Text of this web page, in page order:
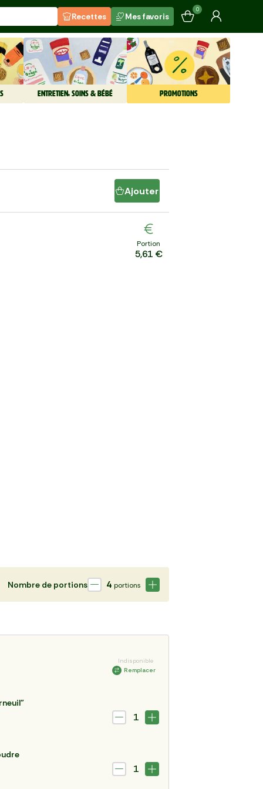
Recettes Mes favoris
0
ENTRETIEN, SOINS & BÉBÉ PROMOTIONS
Portion
5,61 €
Ajouter
Nombre de portions 4 portions
Indisponible
Remplacer
1
1